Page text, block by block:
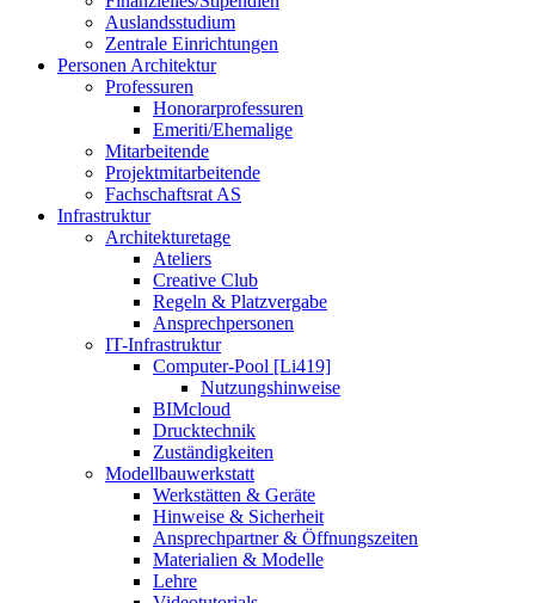
Auslandsstudium
Zentrale Einrichtungen
Personen Architektur
Professuren
Honorarprofessuren
Emeriti/Ehemalige
Mitarbeitende
Projektmitarbeitende
Fachschaftsrat AS
Infrastruktur
Architekturetage
Ateliers
Creative Club
Regeln & Platzvergabe
Ansprechpersonen
IT-Infrastruktur
Computer-Pool [Li419]
Nutzungshinweise
BIMcloud
Drucktechnik
Zuständigkeiten
Modellbauwerkstatt
Werkstätten & Geräte
Hinweise & Sicherheit
Ansprechpartner & Öffnungszeiten
Materialien & Modelle
Lehre